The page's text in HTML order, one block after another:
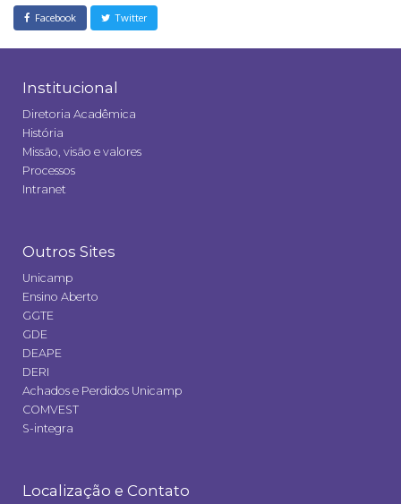
Facebook Twitter
Institucional
Diretoria Acadêmica
História
Missão, visão e valores
Processos
Intranet
Outros Sites
Unicamp
Ensino Aberto
GGTE
GDE
DEAPE
DERI
Achados e Perdidos Unicamp
COMVEST
S-integra
Localização e Contato